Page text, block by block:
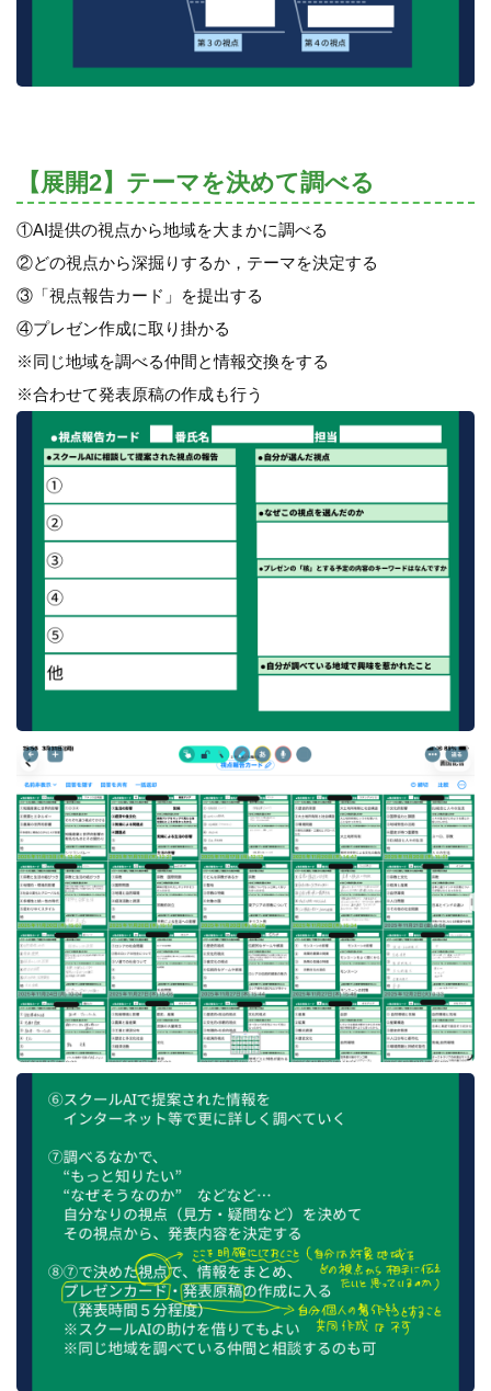
【展開2】テーマを決めて調べる
①AI提供の視点から地域を大まかに調べる
②どの視点から深掘りするか，テーマを決定する
③「視点報告カード」を提出する
④プレゼン作成に取り掛かる
※同じ地域を調べる仲間と情報交換をする
※合わせて発表原稿の作成も行う